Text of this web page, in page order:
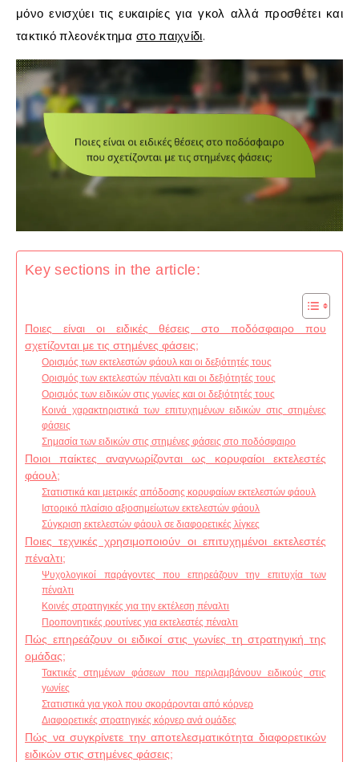
μόνο ενισχύει τις ευκαιρίες για γκολ αλλά προσθέτει και
τακτικό πλεονέκτημαστο παιχνίδι.
Key sections in the article:
Ποιες είναι οι ειδικές θέσεις στο ποδόσφαιρο που
σχετίζονται με τις στημένες φάσεις;
Ορισμός των εκτελεστών φάουλ και οι δεξιότητές τους
Ορισμός των εκτελεστών πέναλτι και οι δεξιότητές τους
Ορισμός των ειδικών στις γωνίες και οι δεξιότητές τους
Κοινά χαρακτηριστικά των επιτυχημένων ειδικών στις στημένες
φάσεις
Σημασία των ειδικών στις στημένες φάσεις στο ποδόσφαιρο
Ποιοι παίκτες αναγνωρίζονται ως κορυφαίοι εκτελεστές
φάουλ;
Στατιστικά και μετρικές απόδοσης κορυφαίων εκτελεστών φάουλ
Ιστορικό πλαίσιο αξιοσημείωτων εκτελεστών φάουλ
Σύγκριση εκτελεστών φάουλ σε διαφορετικές λίγκες
Ποιες τεχνικές χρησιμοποιούν οι επιτυχημένοι εκτελεστές
πέναλτι;
Ψυχολογικοί παράγοντες που επηρεάζουν την επιτυχία των
πέναλτι
Κοινές στρατηγικές για την εκτέλεση πέναλτι
Προπονητικές ρουτίνες για εκτελεστές πέναλτι
Πώς επηρεάζουν οι ειδικοί στις γωνίες τη στρατηγική της
ομάδας;
Τακτικές στημένων φάσεων που περιλαμβάνουν ειδικούς στις
γωνίες
Στατιστικά για γκολ που σκοράρονται από κόρνερ
Διαφορετικές στρατηγικές κόρνερ ανά ομάδες
Πώς να συγκρίνετε την αποτελεσματικότητα διαφορετικών
ειδικών στις στημένες φάσεις;